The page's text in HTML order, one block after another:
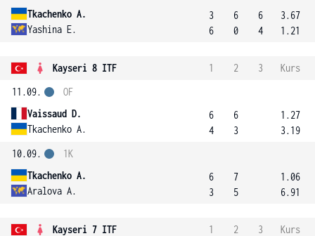
Tkachenko A.
Yashina E.
3
6
6
0
6
4
3.67
1.21
Kayseri 8 ITF 1 2 3
Kurs
11.09.
Vaissaud D.
Tkachenko A.
OF
6
4
6
3
1.27
3.19
10.09.
Tkachenko A.
Aralova A.
1K
6
3
7
5
1.06
6.91
Kayseri 7 ITF 1 2 3
Kurs